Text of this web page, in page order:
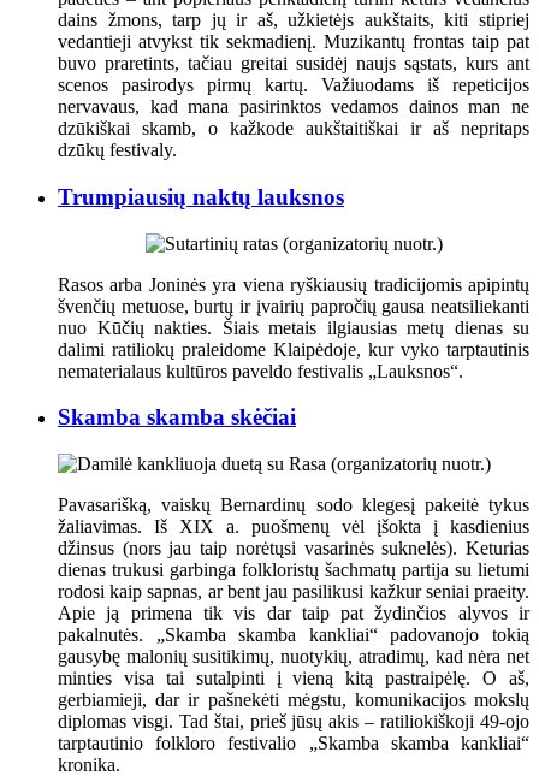
dains žmons, tarp jų ir aš, užkietėjs aukštaits, kiti stipriej
vedantieji atvykst tik sekmadienį. Muzikantų frontas taip pat
buvo praretints, tačiau greitai susidėj naujs sąstats, kurs ant
scenos pasirodys pirmų kartų. Važiuodams iš repeticijos
nervavaus, kad mana pasirinktos vedamos dainos man ne
dzūkiškai skamb, o kažkode aukštaitiškai ir aš nepritaps
dzūkų festivaly.
Trumpiausių naktų lauksnos
Rasos arba Joninės yra viena ryškiausių tradicijomis apipintų
švenčių metuose, burtų ir įvairių papročių gausa neatsiliekanti
nuo Kūčių nakties. Šiais metais ilgiausias metų dienas su
dalimi ratiliokų praleidome Klaipėdoje, kur vyko tarptautinis
nematerialaus kultūros paveldo festivalis „Lauksnos“.
Skamba skamba skėčiai
Pavasarišką, vaiskų Bernardinų sodo klegesį pakeitė tykus
žaliavimas. Iš XIX a. puošmenų vėl įšokta į kasdienius
džinsus (nors jau taip norėtųsi vasarinės suknelės). Keturias
dienas trukusi garbinga folkloristų šachmatų partija su lietumi
rodosi kaip sapnas, ar bent jau pasilikusi kažkur seniai praeity.
Apie ją primena tik vis dar taip pat žydinčios alyvos ir
pakalnutės. „Skamba skamba kankliai“ padovanojo tokią
gausybę malonių susitikimų, nuotykių, atradimų, kad nėra net
minties visa tai sutalpinti į vieną kitą pastraipėlę. O aš,
gerbiamieji, dar ir pašnekėti mėgstu, komunikacijos mokslų
diplomas visgi. Tad štai, prieš jūsų akis – ratiliokiškoji 49-ojo
tarptautinio folkloro festivalio „Skamba skamba kankliai“
kronika.